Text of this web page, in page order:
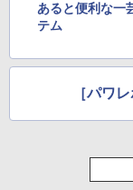
あると便利な一
テム
［パワ